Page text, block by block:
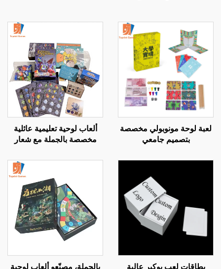
لعبة لوحة مونوبولي مخصصة
بتصميم جامعي
ألعاب لوحية تعليمية عائلية
مخصصة بالجملة مع شعار
بطاقات لعب بوكير عالية
بالجملة، مصنّعو ألعاب لوحية